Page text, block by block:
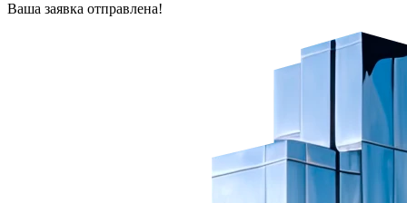
Ваша заявка отправлена!